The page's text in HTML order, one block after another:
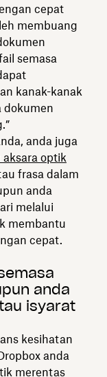
cepat
membuang
semasa
kanak-kanak
dokumen
anda juga
optik
frasa dalam
anda
melalui
membantu
cepat.
anda
isyarat
kesihatan
anda
merentas